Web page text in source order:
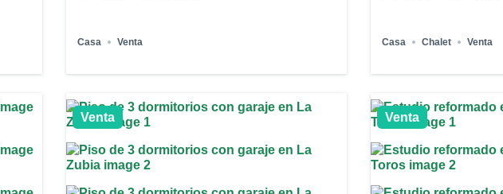
Casa Venta Casa Chalet Venta
Venta Venta